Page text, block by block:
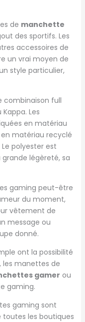
de manchette
des sportifs. Les
accessoires de
un vrai moyen de
style particulier,
combinaison full
Kappa. Les
en matériau
matériau recyclé
polyester est
légèreté, sa
gaming peut-être
du moment,
vêtement de
message ou
donné.
ont la possibilité
les manettes de
gamer ou
gaming.
gaming sont
toutes les boutiques